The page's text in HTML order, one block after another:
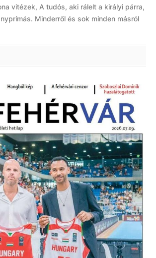
vitézek, A tudós, aki rálelt a királyi párra,
Minderről és sok minden másról